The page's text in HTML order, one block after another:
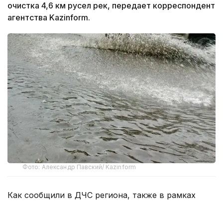
очистка 4,6 км русел рек, передает корреспондент
агентства Kazinform.
Фото: Александр Павский/ Kazinform
Как сообщили в ДЧС региона, также в рамках